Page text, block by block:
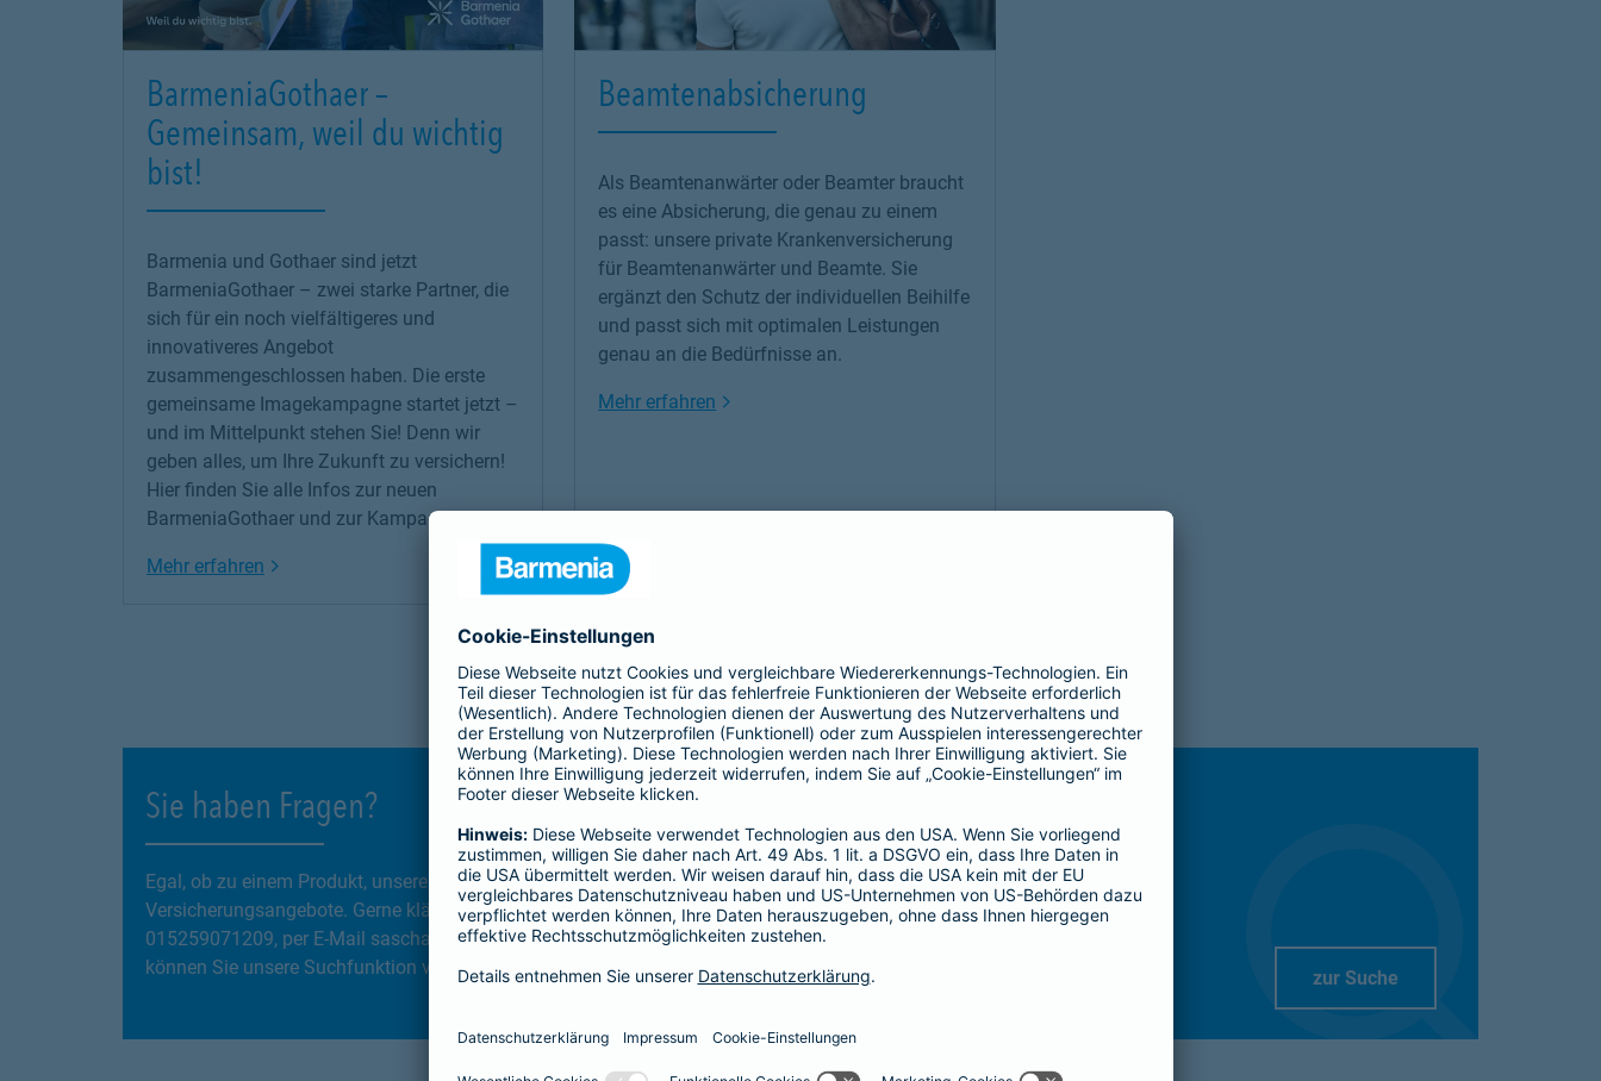
BarmeniaGothaer –
Gemeinsam, weil du wichtig
bist!
Barmenia und Gothaer sind jetzt
BarmeniaGothaer – zwei starke Partner, die
sich für ein noch vielfältigeres und
innovativeres Angebot
zusammengeschlossen haben. Die erste
gemeinsame Imagekampagne startet jetzt –
und im Mittelpunkt stehen Sie! Denn wir
geben alles, um Ihre Zukunft zu versichern!
Hier finden Sie alle Infos zur neuen
BarmeniaGothaer und zur Kampagne.
Mehr erfahren Link Opens in New Tab
Beamtenabsicherung
Als Beamtenanwärter oder Beamter braucht
es eine Absicherung, die genau zu einem
passt: unsere private Krankenversicherung
für Beamtenanwärter und Beamte. Sie
ergänzt den Schutz der individuellen Beihilfe
und passt sich mit optimalen Leistungen
genau an die Bedürfnisse an.
Mehr erfahren Link Opens in New Tab
Sie haben Fragen?
Egal, ob zu einem Produkt, unseren Services, dem Unternehmen oder allgemeinen Themen rund um unsere
Versicherungsangebote. Gerne klären wir gemeinsam Ihre Fragen persönlich vor Ort in Burgau, unter Telefon
015259071209, per E-Mail sascha.petroschka@barmenia.de oder auf anderem digitalen Weg. Zusätzlich
können Sie unsere Suchfunktion verwenden und Ihre Frage dort eingeben.
zur Suche